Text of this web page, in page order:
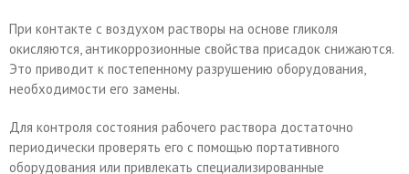
При контакте с воздухом растворы на основе гликоля
окисляются, антикоррозионные свойства присадок снижаются.
Это приводит к постепенному разрушению оборудования,
необходимости его замены.
Для контроля состояния рабочего раствора достаточно
периодически проверять его с помощью портативного
оборудования или привлекать специализированные